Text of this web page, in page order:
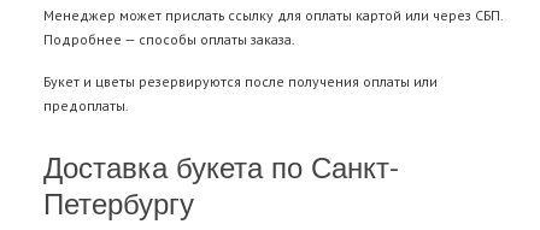
Менеджер может прислать ссылку для оплаты картой или через СБП.
Подробнее — способы оплаты заказа.
Букет и цветы резервируются после получения оплаты или
предоплаты.
Доставка букета по Санкт-
Петербургу